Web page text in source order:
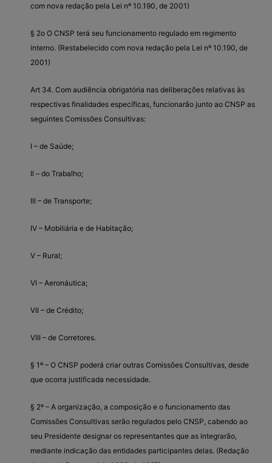
com nova redação pela Lei nº 10.190, de 2001)
§ 2o O CNSP terá seu funcionamento regulado em regimento
interno. (Restabelecido com nova redação pela Lei nº 10.190, de
2001)
Art 34. Com audiência obrigatória nas deliberações relativas às
respectivas finalidades específicas, funcionarão junto ao CNSP as
seguintes Comissões Consultivas:
I – de Saúde;
Il – do Trabalho;
III – de Transporte;
IV – Mobiliária e de Habitação;
V – Rural;
VI – Aeronáutica;
VII – de Crédito;
VIII – de Corretores.
§ 1º – O CNSP poderá criar outras Comissões Consultivas, desde
que ocorra justificada necessidade.
§ 2º – A organização, a composição e o funcionamento das
Comissões Consultivas serão regulados pelo CNSP, cabendo ao
seu Presidente designar os representantes que as integrarão,
mediante indicação das entidades participantes delas. (Redação